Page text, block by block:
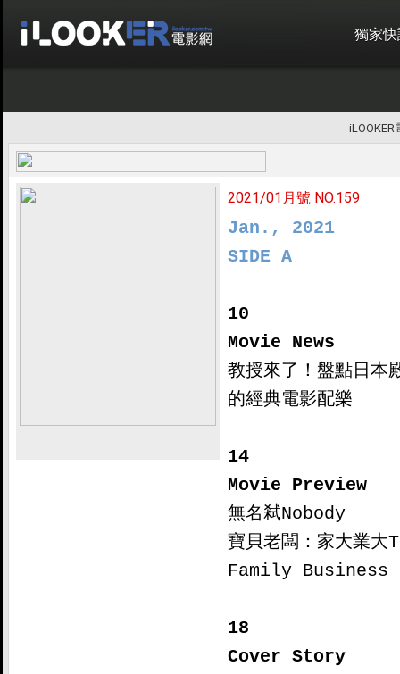
獨家快
iLOOKER
2021/01月號 NO.159
Jan., 2021
SIDE A
10
Movie News
教授來了！盤點日本
的經典電影配樂
14
Movie Preview
無名弒Nobody
寶貝老闆：家大業
Family Business
18
Cover Story